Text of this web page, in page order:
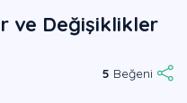
ve Değişiklikler
5 Beğeni